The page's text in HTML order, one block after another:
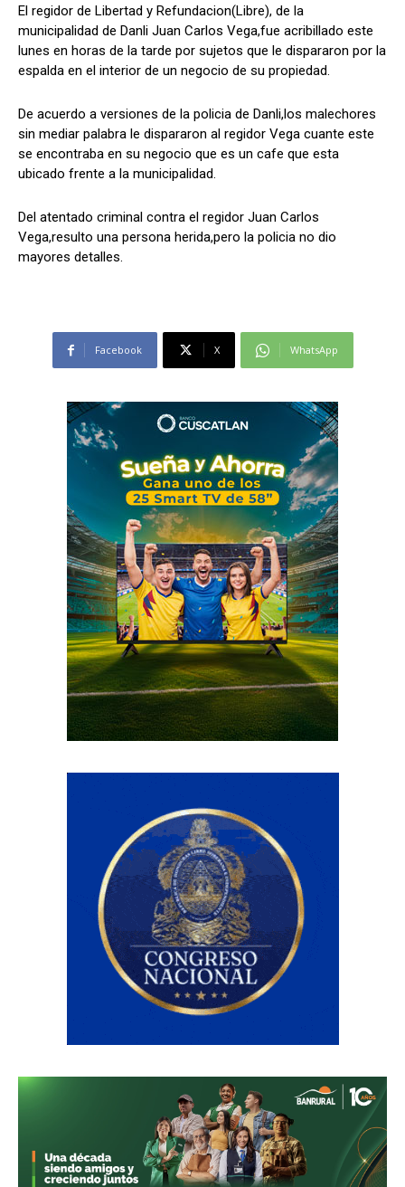
Comparta
Facebook X WhatsApp
Comparta
Facebook X WhatsApp
El regidor de Libertad y Refundacion(Libre), de la
municipalidad de Danli Juan Carlos Vega,fue acribillado este
lunes en horas de la tarde por sujetos que le dispararon por la
espalda en el interior de un negocio de su propiedad.
De acuerdo a versiones de la policia de Danli,los malechores
sin mediar palabra le dispararon al regidor Vega cuante este
se encontraba en su negocio que es un cafe que esta
ubicado frente a la municipalidad.
Del atentado criminal contra el regidor Juan Carlos
Vega,resulto una persona herida,pero la policia no dio
mayores detalles.
Facebook X WhatsApp